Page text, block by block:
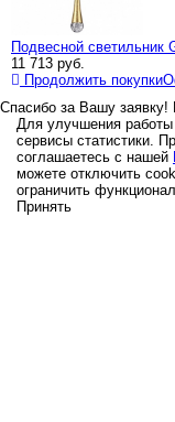
Подвесной светильник
11 713 руб.
Продолжить покупки
Спасибо за Вашу
Для улучшения
сервисы статистики.
соглашаетесь с нашей
можете отключить
ограничить
Принять